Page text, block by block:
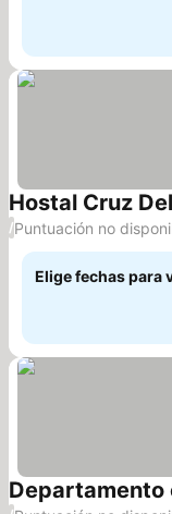
Hostal Cruz
/Puntuación no
Elige fechas para
Departamento